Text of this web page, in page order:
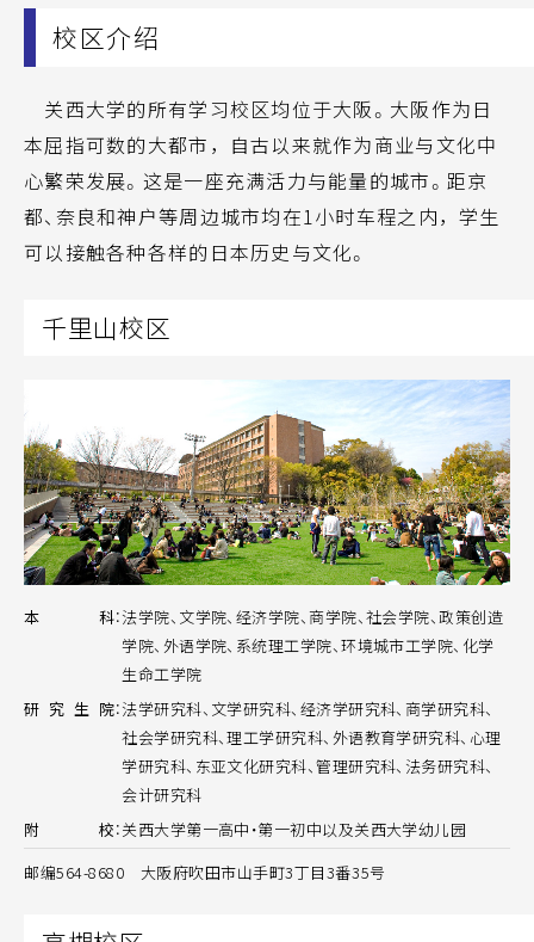
校区介绍
关西大学的所有学习校区均位于大阪。大阪作为日
本屈指可数的大都市，自古以来就作为商业与文化中
心繁荣发展。这是一座充满活力与能量的城市。距京
都、奈良和神户等周边城市均在1小时车程之内，学生
可以接触各种各样的日本历史与文化。
千里山校区
本 科：法学院、文学院、经济学院、商学院、社会学院、政策创造
学院、外语学院、系统理工学院、环境城市工学院、化学
生命工学院
研 究 生 院：法学研究科、文学研究科、经济学研究科、商学研究科、
社会学研究科、理工学研究科、外语教育学研究科、心理
学研究科、东亚文化研究科、管理研究科、法务研究科、
会计研究科
附
校：关西大学第一高中・第一初中以及关西大学幼儿园
邮编564-8680 大阪府吹田市山手町3丁目3番35号